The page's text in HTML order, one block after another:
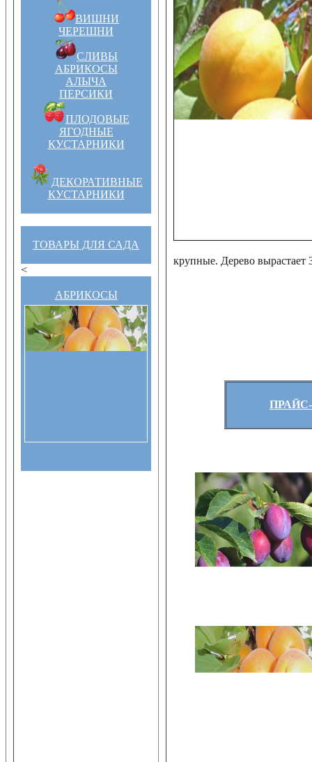
ВИШНИ
ЧЕРЕШНИ
СЛИВЫ
АБРИКОСЫ
АЛЫЧА
ПЕРСИКИ
ПЛОДОВЫЕ
ЯГОДНЫЕ
КУСТАРНИКИ
ДЕКОРАТИВНЫЕ
КУСТАРНИКИ
ТОВАРЫ ДЛЯ САДА
<
АБРИКОСЫ
крупные. Дерево вырастает